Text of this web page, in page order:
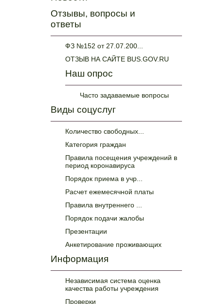
Отзывы, вопросы и
ответы
ФЗ №152 от 27.07.200...
ОТЗЫВ НА САЙТЕ BUS.GOV.RU
Наш опрос
Часто задаваемые вопросы
Виды соцуслуг
Количество свободных...
Категория граждан
Правила посещения учреждений в
период коронавируса
Порядок приема в учр...
Расчет ежемесячной платы
Правила внутреннего ...
Порядок подачи жалобы
Презентации
Анкетирование проживающих
Информация
Независимая система оценка
качества работы учреждения
Проверки